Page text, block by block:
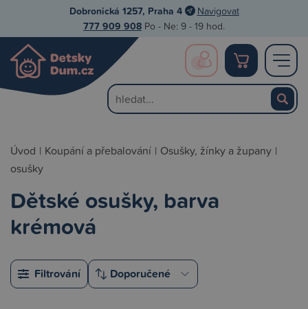
Dobronická 1257, Praha 4 Navigovat
777 909 908 Po - Ne: 9 - 19 hod.
Úvod | Koupání a přebalování | Osušky, žínky a župany |
osušky
Dětské osušky, barva
krémová
Filtrování